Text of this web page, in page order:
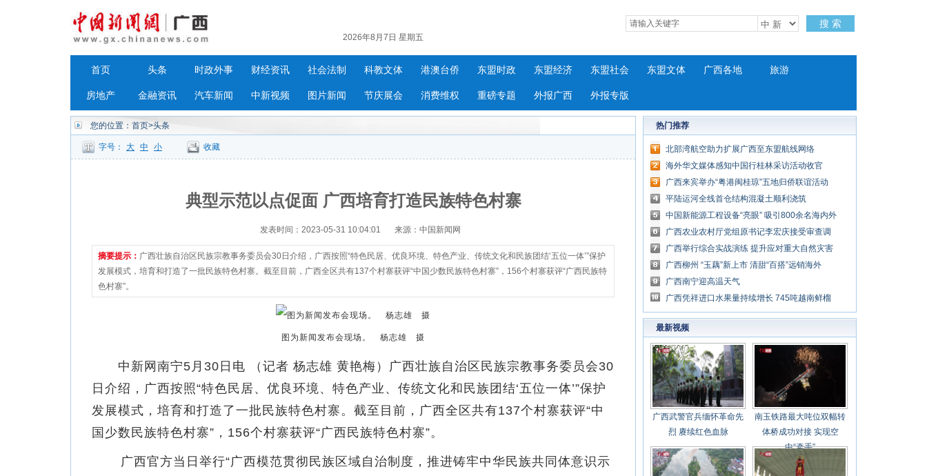
2026年8月7日 星期五
搜 索
首页 头条 时政外事 财经资讯 社会法制 科教文体 港澳台侨 东盟时政 东盟经济 东盟社会 东盟文体 广西各地 旅游
房地产 金融资讯 汽车新闻 中新视频 图片新闻 节庆展会 消费维权 重磅专题 外报广西 外报专版
您的位置： 首页>头条
字号： 大 中 小 收藏
典型示范以点促面 广西培育打造民族特色村寨
发表时间：2023-05-31 10:04:01 来源：中国新闻网
摘要提示： 广西壮族自治区民族宗教事务委员会30日介绍，广西按照“特色民居、优良环境、特色产业、传统文化和民族团结‘五位一体’”保护
发展模式，培育和打造了一批民族特色村寨。截至目前，广西全区共有137个村寨获评“中国少数民族特色村寨”，156个村寨获评“广西民族特
色村寨”。
图为新闻发布会现场。 杨志雄 摄
中新网南宁5月30日电 （记者 杨志雄 黄艳梅）广西壮族自治区民族宗教事务委员会30
日介绍，广西按照“特色民居、优良环境、特色产业、传统文化和民族团结‘五位一体’”保护
发展模式，培育和打造了一批民族特色村寨。截至目前，广西全区共有137个村寨获评“中
国少数民族特色村寨”，156个村寨获评“广西民族特色村寨”。
广西官方当日举行“广西模范贯彻民族区域自治制度，推进铸牢中华民族共同体意识示
热门推荐
北部湾航空助力扩展广西至东盟航线网络
海外华文媒体感知中国行桂林采访活动收官
广西来宾举办“粤港闽桂琼”五地归侨联谊活动
平陆运河全线首仓结构混凝土顺利浇筑
中国新能源工程设备“亮眼” 吸引800余名海内外
客商齐聚交流
广西农业农村厅党组原书记李宏庆接受审查调
查
广西举行综合实战演练 提升应对重大自然灾害
能力
广西柳州 “玉藕”新上市 清甜“百搭”远销海外
广西南宁迎高温天气
广西凭祥进口水果量持续增长 745吨越南鲜榴
莲优“鲜”入境
最新视频
广西武警官兵缅怀革命先
烈 赓续红色血脉
南玉铁路最大吨位双幅转
体桥成功对接 实现空
中“牵手”